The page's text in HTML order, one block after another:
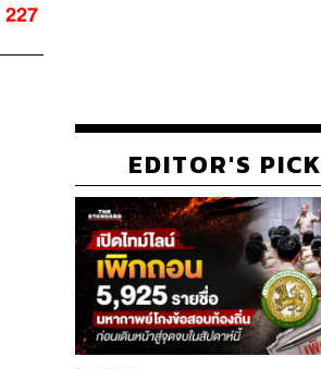
227
EDITOR'S PICK